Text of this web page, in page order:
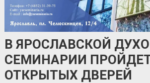
В ЯРОСЛАВСКОЙ
СЕМИНАРИИ
ОТКРЫТЫХ ДВЕРЕЙ